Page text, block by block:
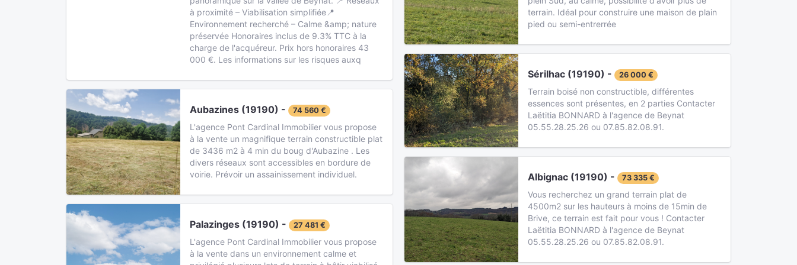
à proximité – Viabilisation simplifiée📍
Environnement recherché – Calme &amp; nature
préservée Honoraires inclus de 9.3% TTC à la
charge de l'acquéreur. Prix hors honoraires 43
000 €. Les informations sur les risques auxq
Aubazines (19190) - 74 560 €
L'agence Pont Cardinal Immobilier vous propose
à la vente un magnifique terrain constructible plat
de 3436 m2 à 4 min du boug d'Aubazine . Les
divers réseaux sont accessibles en bordure de
voirie. Prévoir un assainissement individuel.
Palazinges (19190) - 27 481 €
L'agence Pont Cardinal Immobilier vous propose
à la vente dans un environnement calme et
terrain. Idéal pour construire une maison de plain
pied ou semi-entrerrée
Sérilhac (19190) - 26 000 €
Terrain boisé non constructible, différentes
essences sont présentes, en 2 parties Contacter
Laëtitia BONNARD à l'agence de Beynat
05.55.28.25.26 ou 07.85.82.08.91.
Albignac (19190) - 73 335 €
Vous recherchez un grand terrain plat de
4500m2 sur les hauteurs à moins de 15min de
Brive, ce terrain est fait pour vous ! Contacter
Laëtitia BONNARD à l'agence de Beynat
05.55.28.25.26 ou 07.85.82.08.91.